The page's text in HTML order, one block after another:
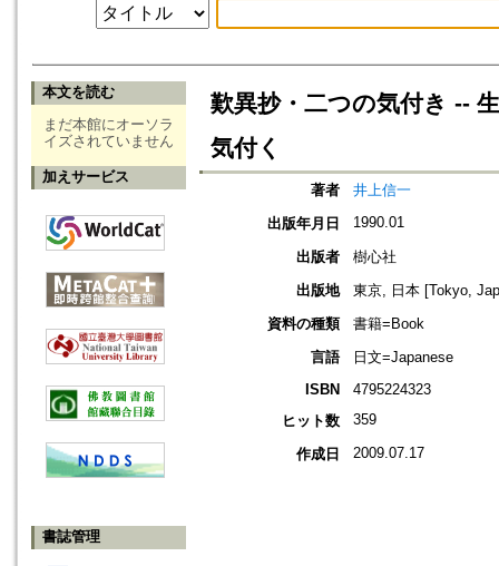
本文を読む
まだ本館にオーソラ
イズされていません
加えサービス
書誌管理
歎異抄・二つの気付き --
気付く
著者
井上信一
出版年月日
1990.01
出版者
樹心社
出版地
東京, 日本 [Tokyo,
資料の種類
書籍=Book
言語
日文=Japanese
ISBN
4795224323
ヒット数
359
作成日 2009.07.17